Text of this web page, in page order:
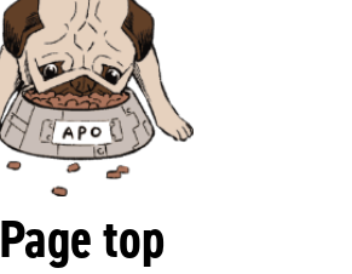
Page top